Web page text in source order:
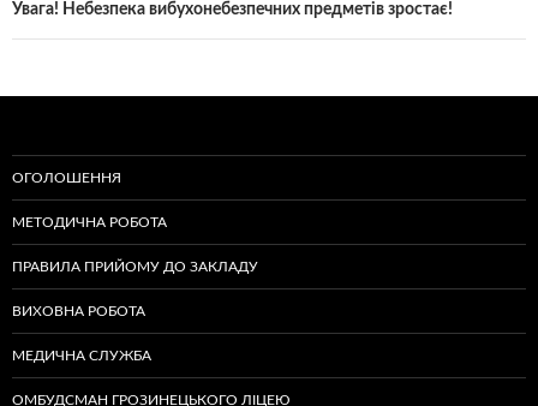
Увага! Небезпека вибухонебезпечних предметів зростає!
ОГОЛОШЕННЯ
МЕТОДИЧНА РОБОТА
ПРАВИЛА ПРИЙОМУ ДО ЗАКЛАДУ
ВИХОВНА РОБОТА
МЕДИЧНА СЛУЖБА
ОМБУДСМАН ГРОЗИНЕЦЬКОГО ЛІЦЕЮ